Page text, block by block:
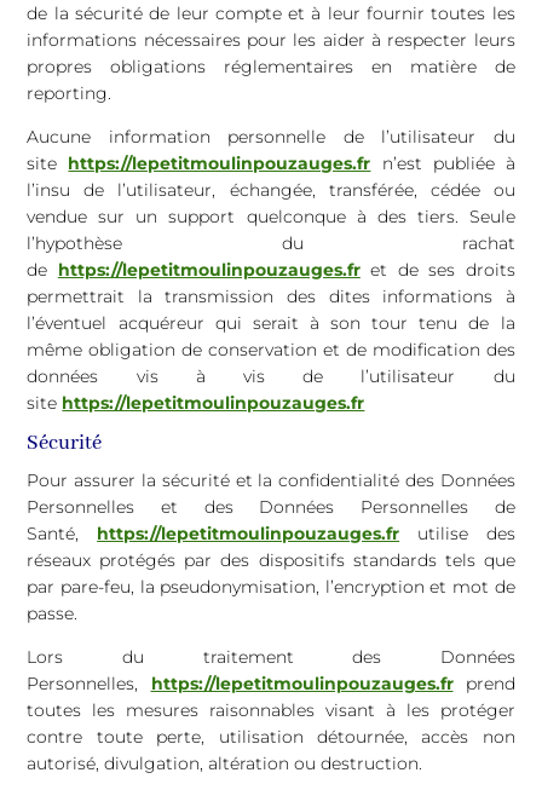
de la sécurité de leur compte et à leur fournir toutes les
informations nécessaires pour les aider à respecter leurs
propres obligations réglementaires en matière de
reporting.
Aucune information personnelle de l’utilisateur du
site https://lepetitmoulinpouzauges.fr
n’est publiée à
l’insu de l’utilisateur, échangée, transférée, cédée ou
vendue sur un support quelconque à des tiers. Seule
l’hypothèse du rachat
de https://lepetitmoulinpouzauges.fr et de ses droits
permettrait la transmission des dites informations à
l’éventuel acquéreur qui serait à son tour tenu de la
même obligation de conservation et de modification des
données vis à vis de l’utilisateur du
site https://lepetitmoulinpouzauges.fr
Sécurité
Pour assurer la sécurité et la confidentialité des Données
Personnelles et des Données Personnelles de
Santé,
https://lepetitmoulinpouzauges.fr
utilise des
réseaux protégés par des dispositifs standards tels que
par pare-feu, la pseudonymisation, l’encryption et mot de
passe.
Lors du traitement des Données
Personnelles,
https://lepetitmoulinpouzauges.fr
prend
toutes les mesures raisonnables visant à les protéger
contre toute perte, utilisation détournée, accès non
autorisé, divulgation, altération ou destruction.